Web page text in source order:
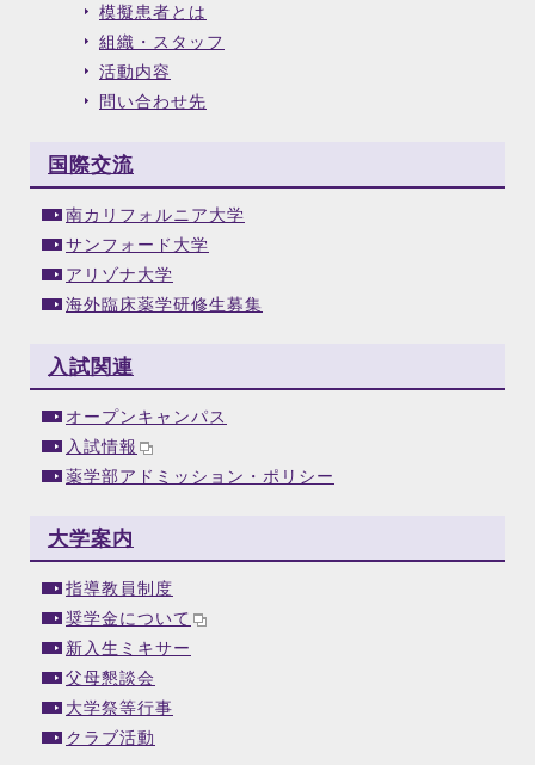
模擬患者とは
組織・スタッフ
活動内容
問い合わせ先
国際交流
南カリフォルニア大学
サンフォード大学
アリゾナ大学
海外臨床薬学研修生募集
入試関連
オープンキャンパス
入試情報
薬学部アドミッション・ポリシー
大学案内
指導教員制度
奨学金について
新入生ミキサー
父母懇談会
大学祭等行事
クラブ活動